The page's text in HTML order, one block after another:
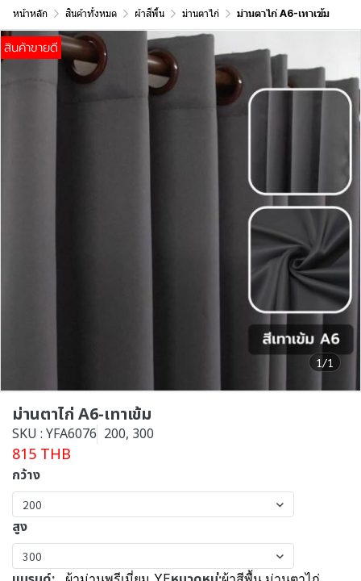
หน้าหลัก สินค้าทั้งหมด ผ้าสีพื้น ม่านตาไก่ ม่านตาไก่ A6-เทาเข้ม
1/1
สินค้าขายดี
ม่านตาไก่ A6-เทาเข้ม
SKU : YFA6076 200, 300
815 THB
กว้าง
200
สูง
300